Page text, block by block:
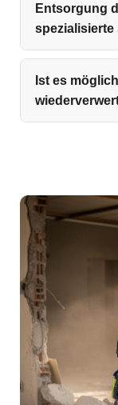
Entsorgung
spezialisierte
Ist es